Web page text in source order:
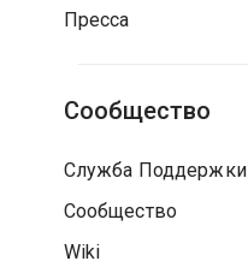
Пресса
Сообщество
Служба Поддержки
Сообщество
Wiki